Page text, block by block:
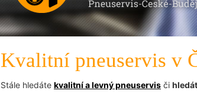
Kvalitní pneuservis v
Stále hledáte kvalitní a levný pneuservis či